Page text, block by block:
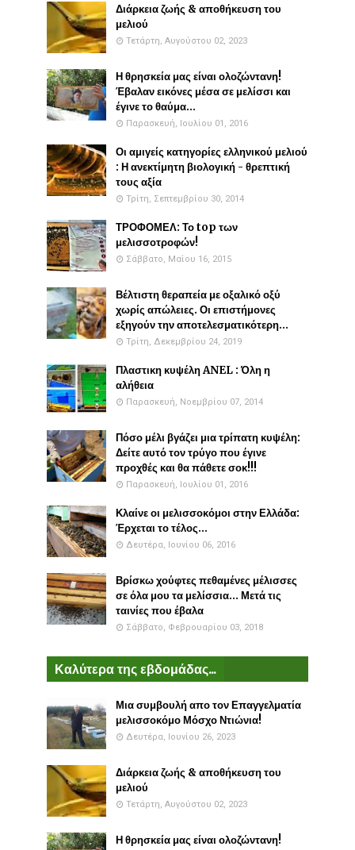
Διάρκεια ζωής & αποθήκευση του
μελιού
Τετάρτη, Αυγούστου 02, 2023
Η θρησκεία μας είναι ολοζώντανη!
Έβαλαν εικόνες μέσα σε μελίσσι και
έγινε το θαύμα...
Παρασκευή, Ιουλίου 01, 2016
Οι αμιγείς κατηγορίες ελληνικού μελιού
: Η ανεκτίμητη βιολογική - θρεπτική
τους αξία
Τρίτη, Σεπτεμβρίου 30, 2014
ΤΡΟΦΟΜΕΛ: Το top των
μελισσοτροφών!
Σάββατο, Μαΐου 16, 2015
Βέλτιστη θεραπεία με οξαλικό οξύ
χωρίς απώλειες. Οι επιστήμονες
εξηγούν την αποτελεσματικότερη...
Τρίτη, Δεκεμβρίου 24, 2019
Πλαστικη κυψέλη ANEL : Όλη η
αλήθεια
Παρασκευή, Νοεμβρίου 07, 2014
Πόσο μέλι βγάζει μια τρίπατη κυψέλη:
Δείτε αυτό τον τρύγο που έγινε
προχθές και θα πάθετε σοκ!!!
Παρασκευή, Ιουλίου 01, 2016
Κλαίνε οι μελισσοκόμοι στην Ελλάδα:
Έρχεται το τέλος...
Δευτέρα, Ιουνίου 06, 2016
Βρίσκω χούφτες πεθαμένες μέλισσες
σε όλα μου τα μελίσσια... Μετά τις
ταινίες που έβαλα
Σάββατο, Φεβρουαρίου 03, 2018
Καλύτερα της εβδομάδας...
Μια συμβουλή απο τον Επαγγελματία
μελισσοκόμο Μόσχο Ντιώνια!
Δευτέρα, Ιουνίου 26, 2023
Διάρκεια ζωής & αποθήκευση του
μελιού
Τετάρτη, Αυγούστου 02, 2023
Η θρησκεία μας είναι ολοζώντανη!